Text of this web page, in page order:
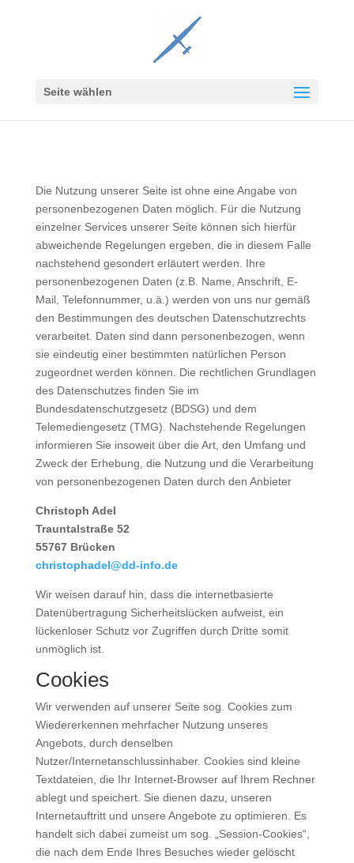
Seite wählen
Die Nutzung unserer Seite ist ohne eine Angabe von
personenbezogenen Daten möglich. Für die Nutzung
einzelner Services unserer Seite können sich hierfür
abweichende Regelungen ergeben, die in diesem Falle
nachstehend gesondert erläutert werden. Ihre
personenbezogenen Daten (z.B. Name, Anschrift, E-
Mail, Telefonnummer, u.ä.) werden von uns nur gemäß
den Bestimmungen des deutschen Datenschutzrechts
verarbeitet. Daten sind dann personenbezogen, wenn
sie eindeutig einer bestimmten natürlichen Person
zugeordnet werden können. Die rechtlichen Grundlagen
des Datenschutzes finden Sie im
Bundesdatenschutzgesetz (BDSG) und dem
Telemediengesetz (TMG). Nachstehende Regelungen
informieren Sie insoweit über die Art, den Umfang und
Zweck der Erhebung, die Nutzung und die Verarbeitung
von personenbezogenen Daten durch den Anbieter
Christoph Adel
Trauntalstraße 52
55767 Brücken
christophadel@dd-info.de
Wir weisen darauf hin, dass die internetbasierte
Datenübertragung Sicherheitslücken aufweist, ein
lückenloser Schutz vor Zugriffen durch Dritte somit
unmöglich ist.
Cookies
Wir verwenden auf unserer Seite sog. Cookies zum
Wiedererkennen mehrfacher Nutzung unseres
Angebots, durch denselben
Nutzer/Internetanschlussinhaber. Cookies sind kleine
Textdateien, die Ihr Internet-Browser auf Ihrem Rechner
ablegt und speichert. Sie dienen dazu, unseren
Internetauftritt und unsere Angebote zu optimieren. Es
handelt sich dabei zumeist um sog. „Session-Cookies“,
die nach dem Ende Ihres Besuches wieder gelöscht